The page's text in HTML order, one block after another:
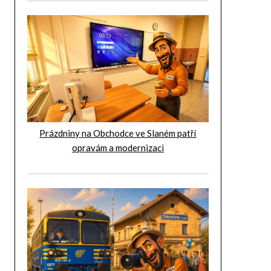
Prázdniny na Obchodce ve Slaném patří
opravám a modernizaci